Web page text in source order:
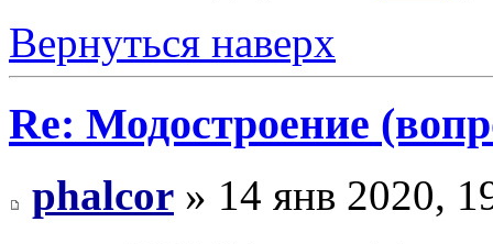
Вернуться наверх
Re: Модостроение
phalcor » 14 янв 2020,